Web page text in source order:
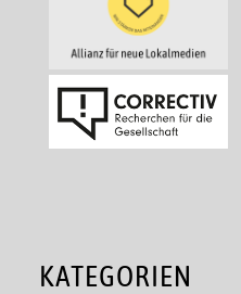
KATEGORIEN